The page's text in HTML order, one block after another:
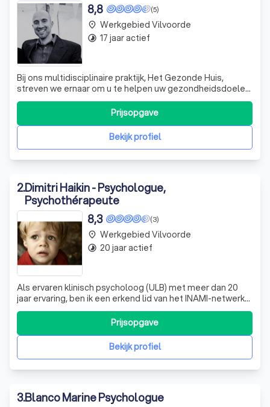
(5)
8,8
Bij ons multidisciplinaire praktijk, Het Gezonde Huis,
streven we ernaar om u te helpen uw gezondheidsdoelen
te bereiken. Of u nu wilt stoppen met roken, gezonder wilt
eten, meer wilt bewegen of gewoon beter voor uzelf wilt
zorgen, wij staan klaar om u te ondersteunen. Ons team
bestaat uit een erken
Bekijk profiel
Prijsopgave
place Werkgebied Vilvoorde
timelapse 17 jaar actief
2.Dimitri Haikin - Psychologue,
Psychothérapeute
(3)
8,3
Als ervaren klinisch psycholoog (ULB) met meer dan 20
jaar ervaring, ben ik een erkend lid van het INAMI-netwerk
van klinisch psychologen. Ik bied professionele hulp aan
via persoonlijke sessies in mijn praktijk, via
videoconferentie of tijdens wandeltherapie in het bos. Als
psychotherapeut, trainerBekijk profiel
Prijsopgave
place Werkgebied Vilvoorde
timelapse 20 jaar actief
3.Blanco Marine Psychologue